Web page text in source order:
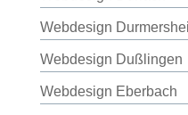
Webdesign
Webdesign Dußlingen
Webdesign Eberbach